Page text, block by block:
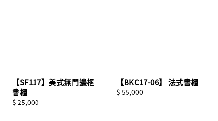
【SF117】美式無門邊框
書櫃
Regular
$ 25,000
【BKC17-06】 法式書櫃
Regular
$ 55,000